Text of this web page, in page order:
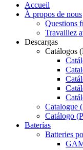
Accueil
À propos de nous
Questions
Travaillez
Descargas
Catálogos
Catalogue
Catálogo
Baterías
Batteries